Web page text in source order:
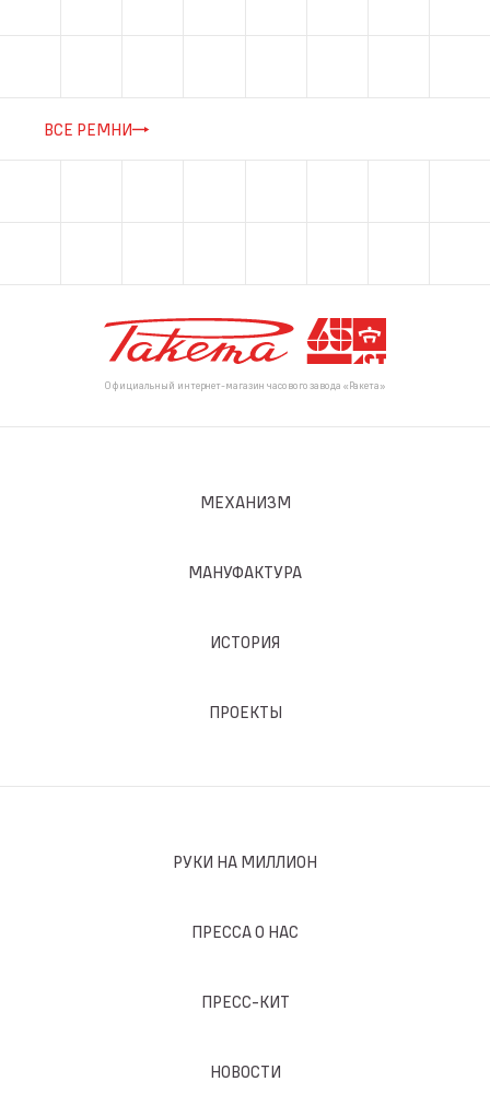
ВСЕ РЕМНИ
Официальный интернет-магазин часового завода «Ракета»
МЕХАНИЗМ
МАНУФАКТУРА
ИСТОРИЯ
ПРОЕКТЫ
РУКИ НА МИЛЛИОН
ПРЕССА О НАС
ПРЕСС-КИТ
НОВОСТИ